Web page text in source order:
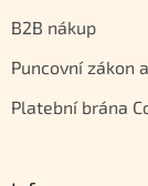
B2B nákup
Puncovní zákon
Platební brána